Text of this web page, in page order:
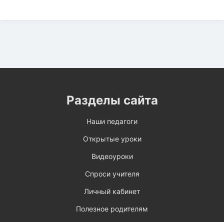
Разделы сайта
Наши педагоги
Открытые уроки
Видеоуроки
Спроси учителя
Личный кабинет
Полезное родителям